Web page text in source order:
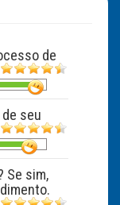
de
seu
Se sim,